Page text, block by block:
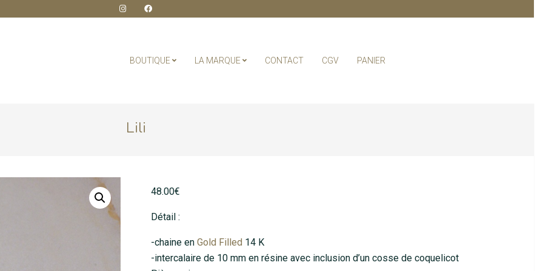
BOUTIQUE LA MARQUE CONTACT CGV PANIER
Lili
48.00€
Détail :
-chaine enGold Filled 14 K
-intercalaire de 10 mm en résine avec inclusion d’un cosse de coquelicot